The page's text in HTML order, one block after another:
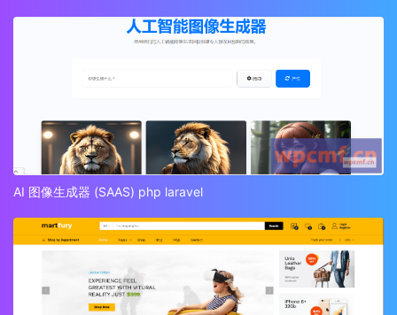
AI 图像生成器 (SAAS) php laravel